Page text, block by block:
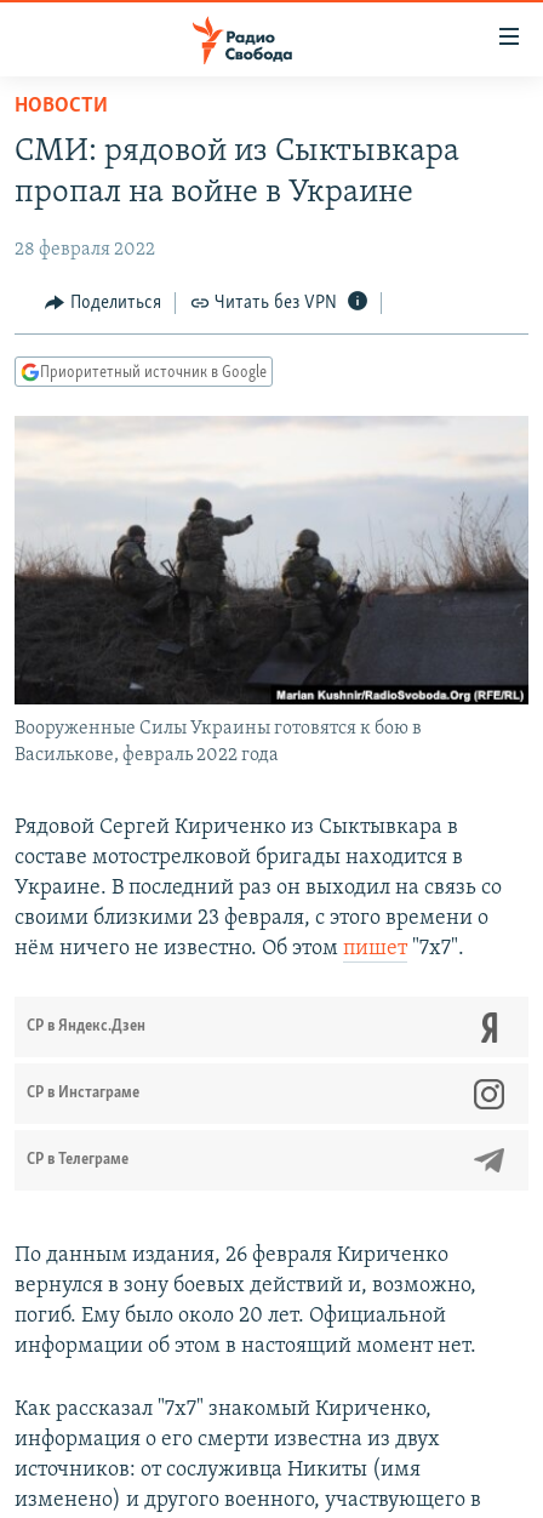
упрощенного
доступа
основному
Вернутся
главной
навигации
Вернутся
поиску
ПОДКАСТЫ
АВТОРСКИЕ ПРОЕКТЫ
ЦИТАТЫ СВОБОДЫ
МНЕНИЯ
IDEL.РЕАЛИИ
КАВКАЗ.РЕАЛИИ
СЕВЕР.РЕАЛИИ
СИБИРЬ.РЕАЛИИ
РАСПИСАНИЕ ВЕЩАНИЯ
ПОДПИШИТЕСЬ НА РАССЫЛКУ
СОЦИАЛЬНЫЕ СЕТИ
Все сайты РСЕ/РС
НОВОСТИ
СМИ: рядовой из Сыктывкара
пропал на войне в Украине
28 февраля 2022
Поделиться Читать без VPN
Приоритетный источник в Google
Вооруженные Силы Украины готовятся к бою в
Василькове, февраль 2022 года
Рядовой Сергей Кириченко из Сыктывкара в
составе мотострелковой бригады находится в
Украине. В последний раз он выходил на связь со
своими близкими 23 февраля, с этого времени о
нём ничего не известно. Об этом пишет"7х7".
СР в Яндекс.Дзен
CР в Инстаграме
СР в Телеграме
По данным издания, 26 февраля Кириченко
вернулся в зону боевых действий и, возможно,
погиб. Ему было около 20 лет. Официальной
информации об этом в настоящий момент нет.
Как рассказал "7х7" знакомый Кириченко,
информация о его смерти известна из двух
источников: от сослуживца Никиты (имя
изменено) и другого военного, участвующего в